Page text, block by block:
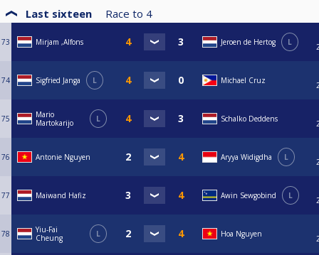
Last sixteen Race to 4
73 Mirjam ,Alfons Jeroen de Hertog L
74 Sigfried Janga L Michael Cruz
75
Mario
Martokarijo
L Schalko Deddens
76 Antonie Nguyen Aryya Widigdha L
77 Maiwand Hafiz Awin Sewgobind L
78
Yiu-Fai
Cheung
L Hoa Nguyen